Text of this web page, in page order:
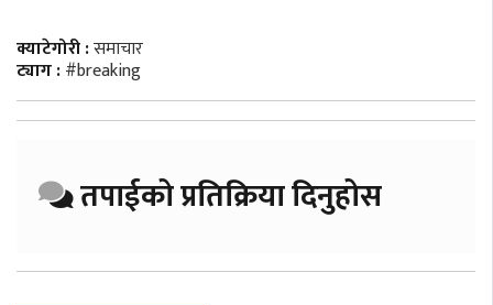
क्याटेगोरी :समाचार
ट्याग :#breaking
तपाईको प्रतिक्रिया दिनुहोस